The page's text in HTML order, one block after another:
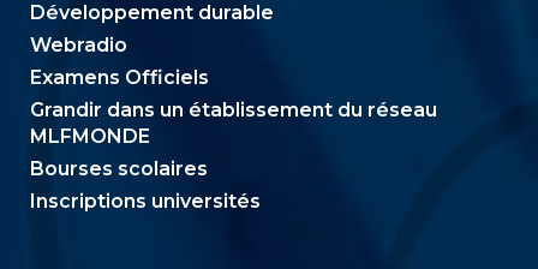
Développement durable
Webradio
Examens Officiels
Grandir dans un établissement du réseau
MLFMONDE
Bourses scolaires
Inscriptions universités